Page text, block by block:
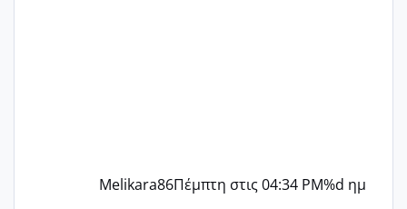
Melikara86Πέμπτη στις 04:34 PM%d ημ